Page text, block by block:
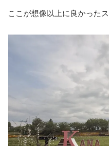
ここが想像以上に良かった